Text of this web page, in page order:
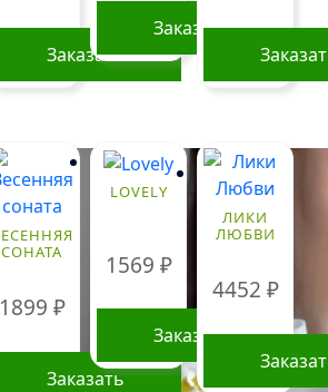
Заказать
Заказать
СОНАТА
1899 ₽
Заказать
LOVELY
1569 ₽
Заказать
ЛИКИ
ЛЮБВИ
4452 ₽